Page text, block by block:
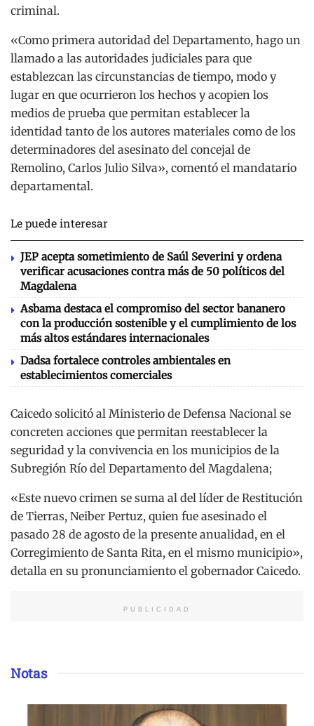
criminal.
«Como primera autoridad del Departamento, hago un
llamado a las autoridades judiciales para que
establezcan las circunstancias de tiempo, modo y
lugar en que ocurrieron los hechos y acopien los
medios de prueba que permitan establecer la
identidad tanto de los autores materiales como de los
determinadores del asesinato del concejal de
Remolino, Carlos Julio Silva», comentó el mandatario
departamental.
Le puede interesar
JEP acepta sometimiento de Saúl Severini y ordena
verificar acusaciones contra más de 50 políticos del
Magdalena
Asbama destaca el compromiso del sector bananero
con la producción sostenible y el cumplimiento de los
más altos estándares internacionales
Dadsa fortalece controles ambientales en
establecimientos comerciales
Caicedo solicitó al Ministerio de Defensa Nacional se
concreten acciones que permitan reestablecer la
seguridad y la convivencia en los municipios de la
Subregión Río del Departamento del Magdalena;
«Este nuevo crimen se suma al del líder de Restitución
de Tierras, Neiber Pertuz, quien fue asesinado el
pasado 28 de agosto de la presente anualidad, en el
Corregimiento de Santa Rita, en el mismo municipio»,
detalla en su pronunciamiento el gobernador Caicedo.
PUBLICIDAD
Notas